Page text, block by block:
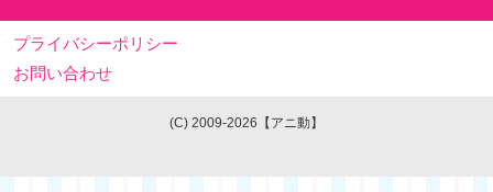
プライバシーポリシー
お問い合わせ
(C) 2009-2026【アニ動】